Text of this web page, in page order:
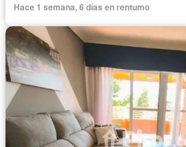
Hace 1 semana, 6 días en rentumo